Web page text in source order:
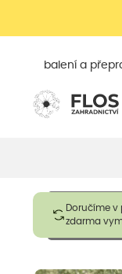
balení a
Doručíme
zdarma
Obrázky
opadavé